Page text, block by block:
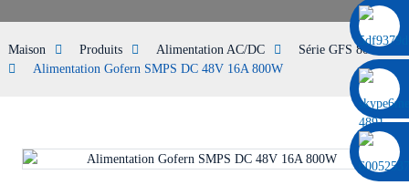
0086 13322920697
Maison Produits Alimentation AC/DC
Série GFS 800W
Alimentation Gofern SMPS DC 48V 16A 800W